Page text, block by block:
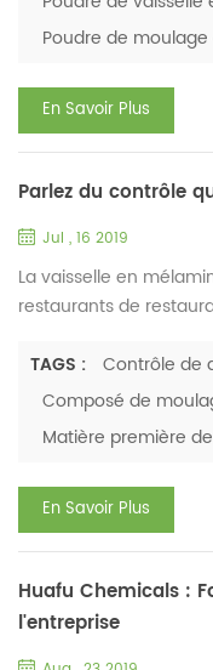
Achèterez-vous la
? En savoir plus sur la
Poudre de
En Savoir Plus
Parlez du contrôle
Jul , 16 2019
La vaisselle en
restaurants de
supérieurs. Avec sa
préoccupés par la
mélamine. Dans la
matière première (
formaldéhyde ...
TAGS :
Contrôle de
Composé de
Matière première
En Savoir Plus
Huafu Chemicals :
l'entreprise